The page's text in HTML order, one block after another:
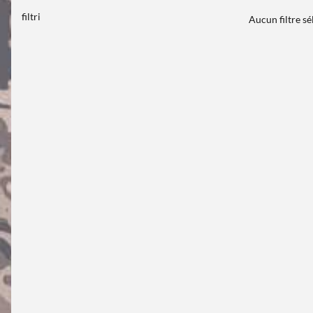
filtri Aucun filtre